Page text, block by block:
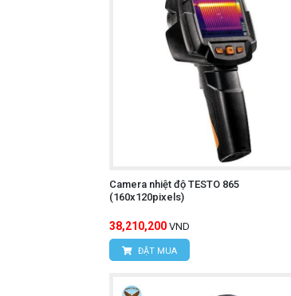
Đèn pin:Giúp người sử
Chức năng ghi hình ảnh
Chức năng phân tích dữ
Thiết kế nhỏ gọn, trọng
Chức năng tự động tắt
Giá thành hợp lý:
Camera nhiệt độ TESTO 865
(160x120pixels)
38,210,200 VND
ĐẶT MUA